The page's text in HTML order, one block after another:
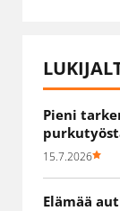
Pieni
15.7.2026
Elämää